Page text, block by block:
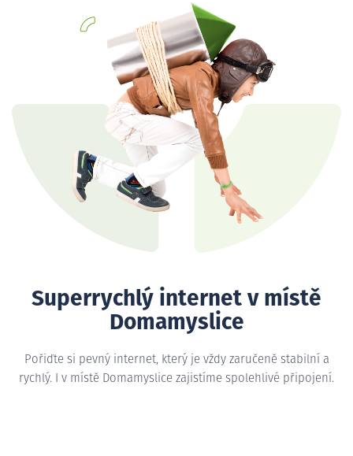
Superrychlý internet v místě
Domamyslice
Pořiďte si pevný internet, který je vždy zaručeně stabilní a
rychlý. I v místě Domamyslice zajistíme spolehlivé připojení.